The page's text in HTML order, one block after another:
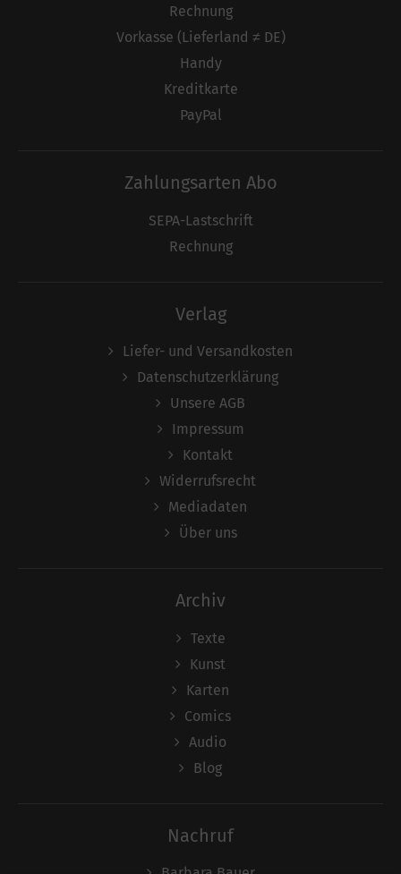
Rechnung
Vorkasse (Lieferland ≠ DE)
Handy
Kreditkarte
PayPal
Zahlungsarten Abo
SEPA-Lastschrift
Rechnung
Verlag
Liefer- und Versandkosten
Datenschutzerklärung
Unsere AGB
Impressum
Kontakt
Widerrufsrecht
Mediadaten
Über uns
Archiv
Texte
Kunst
Karten
Comics
Audio
Blog
Nachruf